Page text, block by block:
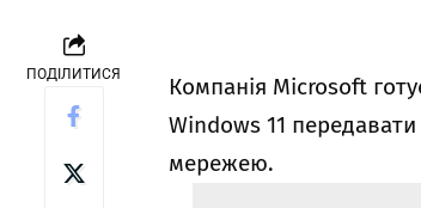
ПОДІЛИТИСЯ
Компанія Microsoft
Windows 11
мережею.